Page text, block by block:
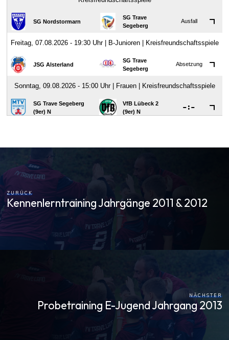
ZURÜCK
Kennenlerntraining Jahrgänge 2011 & 2012
NÄCHSTER
Probetraining E-Jugend Jahrgang 2013